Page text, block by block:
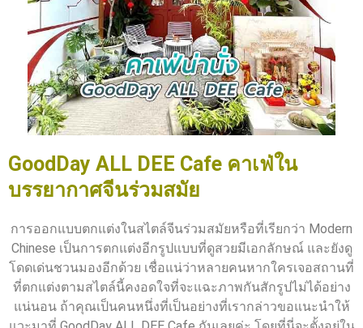
GoodDay ALL DEE Cafe คาเฟ่ใน
บรรยากาศจีนร่วมสมัย
การออกแบบตกแต่งในสไตล์จีนร่วมสมัยหรือที่เรียกว่า Modern
Chinese เป็นการตกแต่งอีกรูปแบบที่ดูสวยมีเอกลักษณ์ และยังดู
โดดเด่นชวนมองอีกด้วย เชื่อแน่ว่าหลายคนหากใครเจอสถานที่
ที่ตกแต่งตามสไตล์นี้คงอดใจที่จะแฉะภาพกันสักรูปไม่ได้อย่าง
แน่นอน ถ้าคุณเป็นคนหนึ่งที่เป็นอย่างที่เรากล่าวขอแนะนำให้